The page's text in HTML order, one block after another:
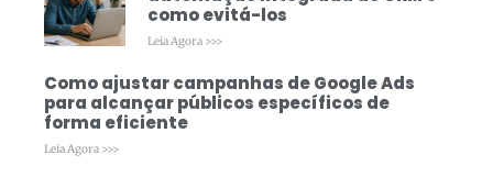
como evitá-los
Leia Agora >>>
Como ajustar campanhas de Google Ads
para alcançar públicos específicos de
forma eficiente
Leia Agora >>>